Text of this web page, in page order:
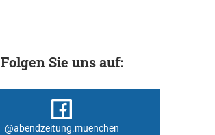
Folgen Sie uns auf:
@abendzeitung.muenchen